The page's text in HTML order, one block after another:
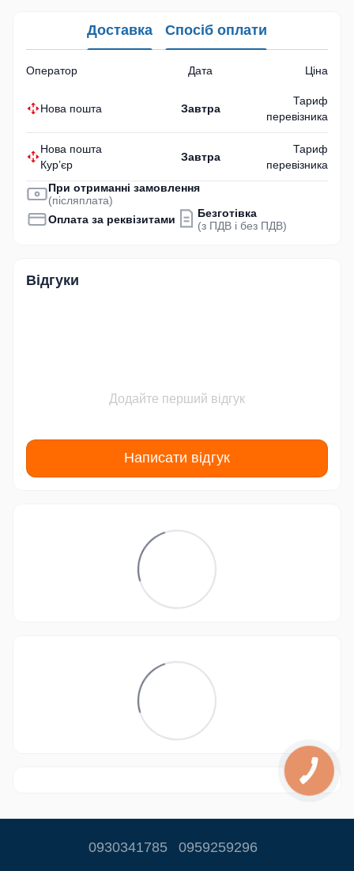
Доставка Спосіб оплати
Оператор Дата Ціна
Нова пошта Завтра
Тариф
перевізника
Нова пошта
Кур’єр
Завтра
Тариф
перевізника
При отриманні замовлення
(післяплата)
Оплата за реквізитами
Безготівка
(з ПДВ і без ПДВ)
Відгуки
Додайте перший відгук
Написати відгук
0930341785 0959259296